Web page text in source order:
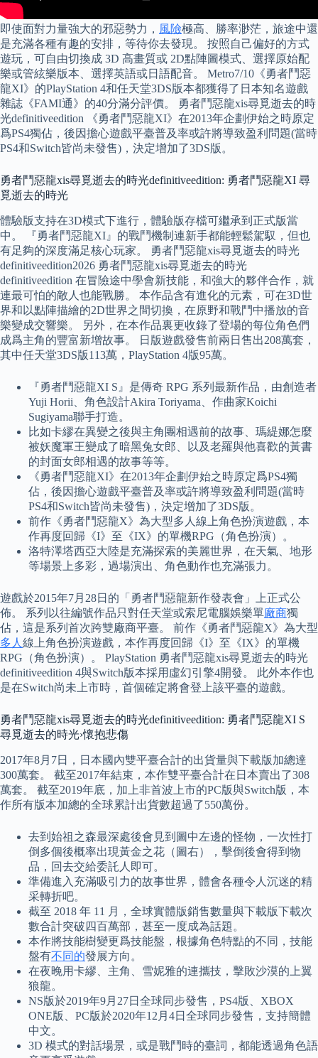
即使面對力量強大的邪惡勢力， 風險極高、勝率渺茫，旅途中還
是充滿各種有趣的安排，等待你去發現。 按照自己偏好的方式
遊玩，可自由切換成 3D 高畫質或 2D點陣圖模式、選擇原始配
樂或管絃樂版本、選擇英語或日語配音。 Metro7/10《勇者鬥惡
龍XI》的PlayStation 4和任天堂3DS版本都獲得了日本知名遊戲
雜誌《FAMI通》的40分滿分評價。 勇者鬥惡龍xis尋覓逝去的時
光definitiveedition 《勇者鬥惡龍XI》在2013年企劃伊始之時原定
爲PS4獨佔，後因擔心遊戲平臺普及率或許將導致盈利問題(當時
PS4和Switch皆尚未發售)，決定增加了3DS版。
勇者鬥惡龍xis尋覓逝去的時光definitiveedition: 勇者鬥惡龍XI 尋
覓逝去的時光
體驗版支持在3D模式下進行，體驗版存檔可繼承到正式版當
中。 『勇者鬥惡龍XI』的戰鬥機制連新手都能輕鬆駕馭，但也
有足夠的深度滿足核心玩家。 勇者鬥惡龍xis尋覓逝去的時光
definitiveedition2026 勇者鬥惡龍xis尋覓逝去的時光
definitiveedition 在冒險途中學會新技能，和強大的夥伴合作，就
連最可怕的敵人也能戰勝。 本作品含有進化的元素，可在3D世
界和以點陣描繪的2D世界之間切換，在原野和戰鬥中播放的音
樂變成交響樂。 另外，在本作品裏更收錄了登場的每位角色們
成爲主角的豐富新增故事。 日版遊戲發售前兩日售出208萬套，
其中任天堂3DS版113萬，PlayStation 4版95萬。
『勇者鬥惡龍XI S』是傳奇 RPG 系列最新作品，由創造者
Yuji Horii、角色設計Akira Toriyama、作曲家Koichi
Sugiyama聯手打造。
比如卡繆在異變之後與主角團相遇前的故事、瑪緹娜怎麼
被妖魔軍王變成了暗黑兔女郎、以及老羅與他喜歡的黃書
的封面女郎相遇的故事等等。
《勇者鬥惡龍XI》在2013年企劃伊始之時原定爲PS4獨
佔，後因擔心遊戲平臺普及率或許將導致盈利問題(當時
PS4和Switch皆尚未發售)，決定增加了3DS版。
前作《勇者鬥惡龍X》為大型多人線上角色扮演遊戲，本
作再度回歸《I》至《IX》的單機RPG（角色扮演）。
洛特澤塔西亞大陸是充滿探索的美麗世界，在天氣、地形
等場景上多彩，過場演出、角色動作也充滿張力。
遊戲於2015年7月28日的「勇者鬥惡龍新作發表會」上正式公
佈。 系列以往編號作品只對任天堂或索尼電腦娛樂單廠商獨
佔，這是系列首次跨雙廠商平臺。 前作《勇者鬥惡龍X》為大型
多人 線上角色扮演遊戲，本作再度回歸《I》至《IX》的單機
RPG（角色扮演）。 PlayStation 勇者鬥惡龍xis尋覓逝去的時光
definitiveedition 4與Switch版本採用虛幻引擎4開發。 此外本作也
是在Switch尚未上市時，首個確定將會登上該平臺的遊戲。
勇者鬥惡龍xis尋覓逝去的時光definitiveedition: 勇者鬥惡龍XI S
尋覓逝去的時光›懷抱悲傷
2017年8月7日，日本國內雙平臺合計的出貨量與下載版加總達
300萬套。 截至2017年結束，本作雙平臺合計在日本賣出了308
萬套。 截至2019年底，加上非首波上市的PC版與Switch版，本
作所有版本加總的全球累計出貨數超過了550萬份。
去到始祖之森最深處後會見到圖中左邊的怪物，一次性打
倒多個後概率出現黃金之花（圖右），擊倒後會得到物
品，回去交給委託人即可。
準備進入充滿吸引力的故事世界，體會各種令人沉迷的精
采轉折吧。
截至 2018 年 11 月，全球實體版銷售數量與下載版下載次
數合計突破四百萬部，甚至一度成為話題。
本作將技能樹變更爲技能盤，根據角色特點的不同，技能
盤有不同的發展方向。
在夜晚用卡繆、主角、雪妮雅的連攜技，擊敗沙漠的上翼
狼龍。
NS版於2019年9月27日全球同步發售，PS4版、XBOX
ONE版、PC版於2020年12月4日全球同步發售，支持簡體
中文。
3D 模式的對話場景，或是戰鬥時的臺詞，都能透過角色語